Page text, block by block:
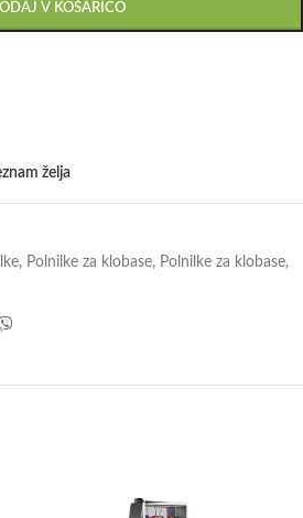
V KOŠARICO
želja
, Polnilke za klobase, Polnilke za klobase,